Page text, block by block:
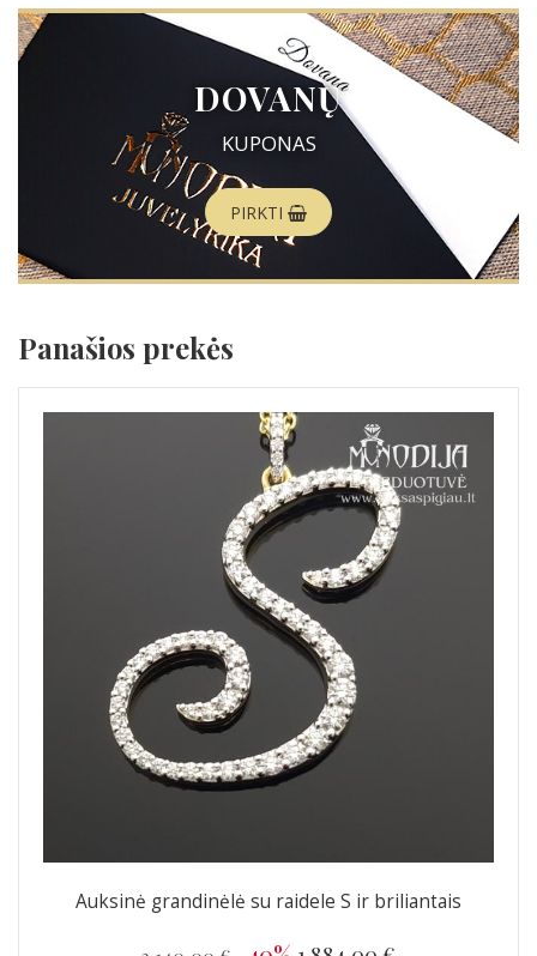
DOVANŲ
KUPONAS
PIRKTI
Panašios prekės
Auksinė grandinėlė su raidele S ir briliantais